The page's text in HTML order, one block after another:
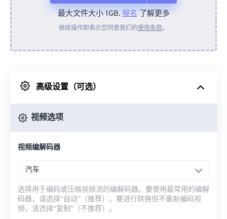
从设备
来自 Google Drive
最大文件大小 1GB.报名了解更多
继续操作即表示您同意我们的使用条款。
高级设置（可选）
视频选项
视频编解码器
汽车
选择用于编码或压缩视频流的编解码器。要使用最常用的编解
码器，请选择“自动”（推荐）。要进行转换但不重新编码视
频，请选择“复制”（不推荐）。